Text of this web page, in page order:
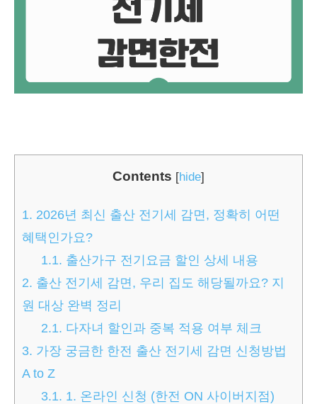
Contents [hide]
1. 2026년 최신 출산 전기세 감면, 정확히 어떤
혜택인가요?
1.1. 출산가구 전기요금 할인 상세 내용
2. 출산 전기세 감면, 우리 집도 해당될까요? 지
원 대상 완벽 정리
2.1. 다자녀 할인과 중복 적용 여부 체크
3. 가장 궁금한 한전 출산 전기세 감면 신청방법
A to Z
3.1. 1. 온라인 신청 (한전 ON 사이버지점)